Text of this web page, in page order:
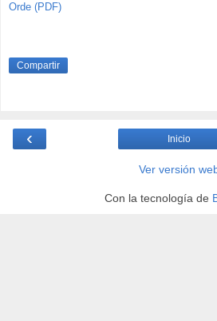
Orde (PDF)
Compartir
‹ Inicio
Ver versión
Con la tecnología de